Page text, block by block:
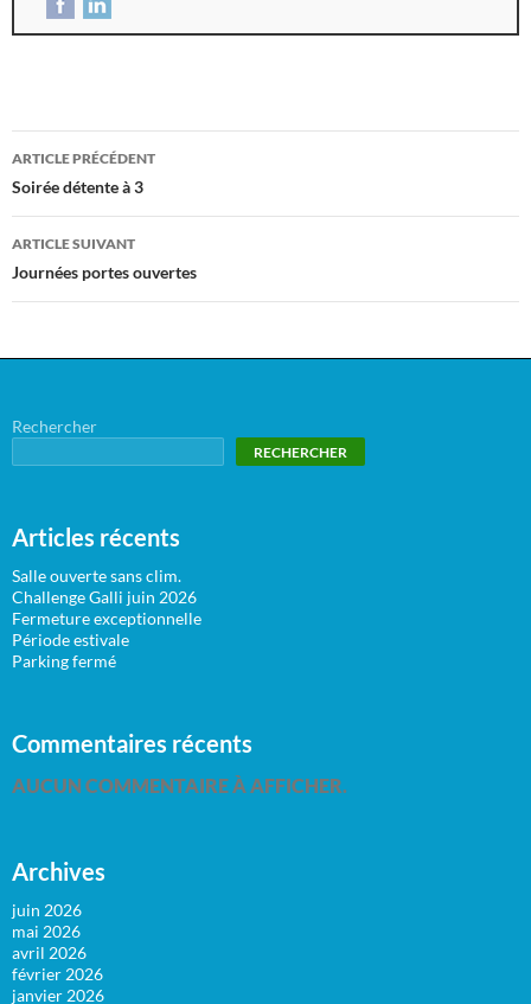
ARTICLE PRÉCÉDENT
Soirée détente à 3
ARTICLE SUIVANT
Journées portes ouvertes
Rechercher
RECHERCHER
Articles récents
Salle ouverte sans clim.
Challenge Galli juin 2026
Fermeture exceptionnelle
Période estivale
Parking fermé
Commentaires récents
AUCUN COMMENTAIRE À AFFICHER.
Archives
juin 2026
mai 2026
avril 2026
février 2026
janvier 2026